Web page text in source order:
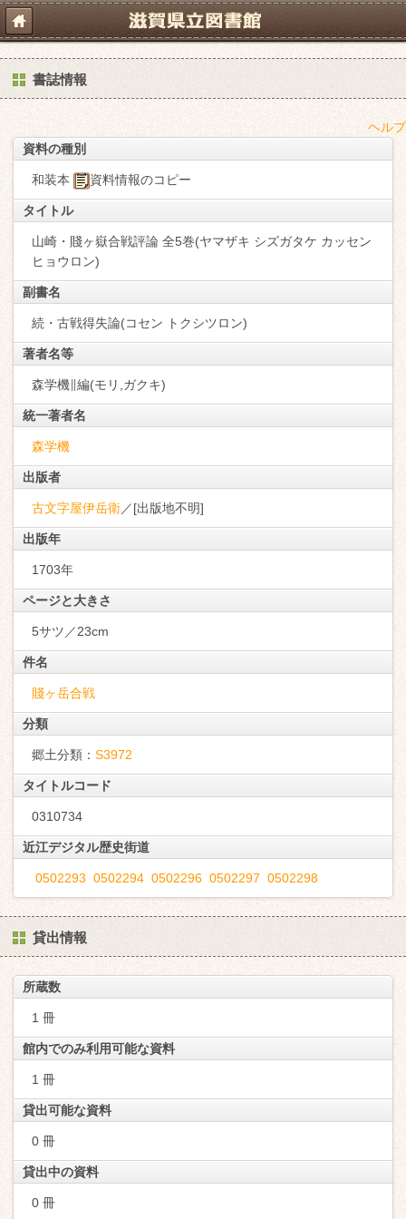
書誌情報
ヘルプ
資料の種別
和装本 資料情報のコピー
タイトル
山崎・賤ヶ嶽合戦評論 全5巻(ヤマザキ シズガタケ カッセン
ヒョウロン)
副書名
続・古戦得失論(コセン トクシツロン)
著者名等
森学機∥編(モリ,ガクキ)
統一著者名
森学機
出版者
古文字屋伊岳衛／[出版地不明]
出版年
1703年
ページと大きさ
5サツ／23cm
件名
賤ヶ岳合戦
分類
郷土分類： S3972
タイトルコード
0310734
近江デジタル歴史街道
0502293 0502294 0502296 0502297 0502298
貸出情報
所蔵数
1 冊
館内でのみ利用可能な資料
1 冊
貸出可能な資料
0 冊
貸出中の資料
0 冊